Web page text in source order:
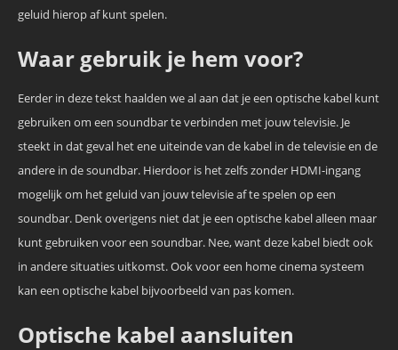
geluid hierop af kunt spelen.
Waar gebruik je hem voor?
Eerder in deze tekst haalden we al aan dat je een optische kabel kunt
gebruiken om een soundbar te verbinden met jouw televisie. Je
steekt in dat geval het ene uiteinde van de kabel in de televisie en de
andere in de soundbar. Hierdoor is het zelfs zonder HDMI-ingang
mogelijk om het geluid van jouw televisie af te spelen op een
soundbar. Denk overigens niet dat je een optische kabel alleen maar
kunt gebruiken voor een soundbar. Nee, want deze kabel biedt ook
in andere situaties uitkomst. Ook voor een home cinema systeem
kan een optische kabel bijvoorbeeld van pas komen.
Optische kabel aansluiten